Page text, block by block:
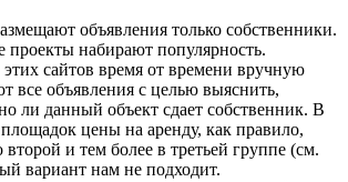
объявления только собственники.
проекты набирают популярность.
сайтов время от времени вручную
все объявления с целью выяснить,
ли данный объект сдает собственник. В
цены на аренду, как правило,
и тем более в третьей группе (см.
вариант нам не подходит.